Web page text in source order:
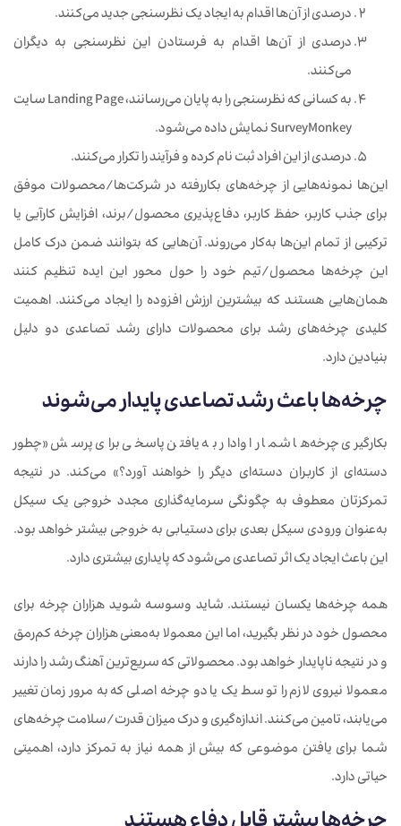
درصدی از آن‌ها اقدام به ایجاد یک نظرسنجی جدید می‌کنند.
درصدی از آن‌ها اقدام به فرستادن این نظرسنجی به دیگران
می‌کنند.
به کسانی که نظرسنجی را به پایان می‌رسانند، Landing Page سایت
SurveyMonkey نمایش داده می‌شود.
درصدی از این افراد ثبت نام کرده و فرآیند را تکرار می‌کنند.
این‌ها نمونه‌هایی از چرخه‌های بکاررفته در شرکت‌ها/محصولات موفق
برای جذب کاربر، حفظ کاربر، دفاع‌پذیری محصول/برند، افزایش کارآیی یا
ترکیبی از تمام این‌ها به‌کار می‌روند. آن‌هایی که بتوانند ضمن درک کامل
این چرخه‌ها محصول/تیم خود را حول محور این ایده تنظیم کنند
همان‌هایی هستند که بیشترین ارزش افزوده را ایجاد می‌کنند. اهمیت
کلیدی چرخه‌های رشد برای محصولات دارای رشد تصاعدی دو دلیل
بنیادین دارد.
چرخهها باعث رشد تصاعدی پایدار میشوند
بکارگیری چرخه‌ها شما را وادار به یافتن پاسخی برای پرسش «چطور
دسته‌ای از کاربران دسته‌ای دیگر را خواهند آورد؟» می‌کند. در نتیجه
تمرکزتان معطوف به چگونگی سرمایه‌گذاری مجدد خروجی یک سیکل
به‌عنوان ورودی سیکل بعدی برای دستیابی به خروجی بیشتر خواهد بود.
این باعث ایجاد یک اثر تصاعدی می‌شود که پایداری بیشتری دارد.
همه چرخه‌ها یکسان نیستند. شاید وسوسه شوید هزاران چرخه برای
محصول خود در نظر بگیرید، اما این معمولا به‌معنی هزاران چرخه کم‌رمق
و در نتیجه ناپایدار خواهد بود. محصولاتی که سریع‌ترین آهنگ رشد را دارند
معمولا نیروی لازم را توسط یک یا دو چرخه اصلی که به مرور زمان تغییر
می‌یابند، تامین می‌کنند. اندازه‌گیری و درک میزان قدرت/سلامت چرخه‌های
شما برای یافتن موضوعی که بیش از همه نیاز به تمرکز دارد، اهمیتی
حیاتی دارد.